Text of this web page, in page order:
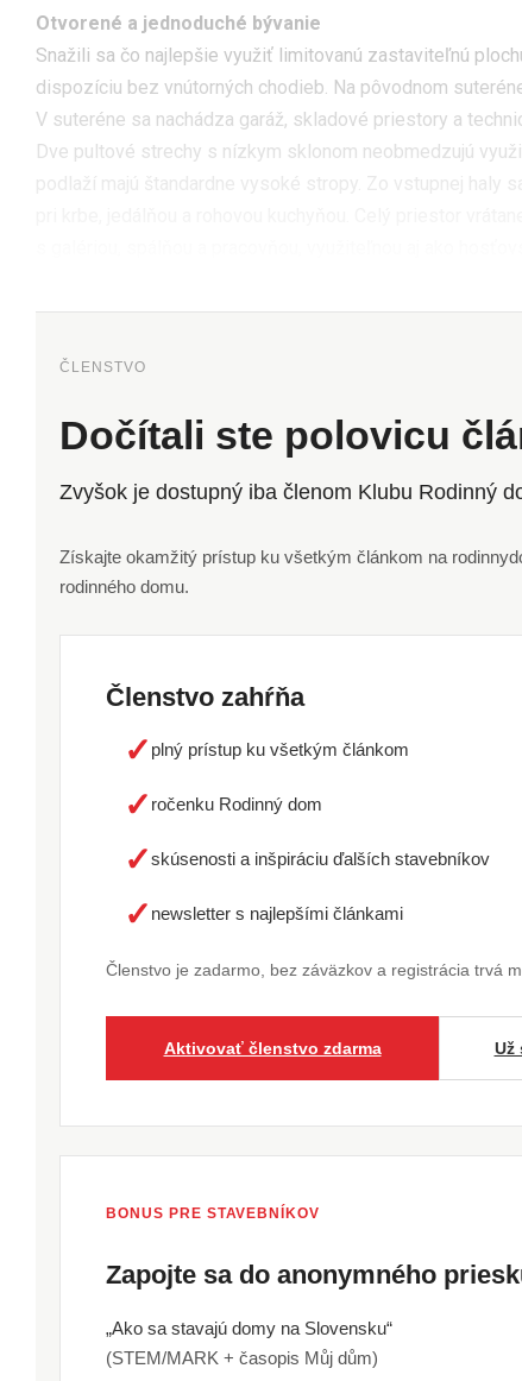
Otvorené a jednoduché bývanie
Snažili sa čo najlepšie využiť limitovanú zastaviteľnú
dispozíciu bez vnútorných chodieb. Na pôvodnom
V suteréne sa nachádza garáž, skladové priestory a
Dve pultové strechy s nízkym sklonom neobmedzujú
ČLENSTVO
Dočítali ste polovicu
Zvyšok je dostupný iba členom Klubu Rodinný
Získajte okamžitý prístup ku všetkým článkom na
rodinného domu.
Členstvo zahŕňa
✓ plný prístup ku všetkým článkom
✓ ročenku Rodinný dom
✓skúsenosti a inšpiráciu ďalších stavebníkov
✓ newsletter s najlepšími článkami
Členstvo je zadarmo, bez záväzkov a registrácia trvá
Aktivovať členstvo zdarma Už
BONUS PRE STAVEBNÍKOV
Zapojte sa do anonymného
„Ako sa stavajú domy na Slovensku“
(STEM/MARK + časopis Můj dům)